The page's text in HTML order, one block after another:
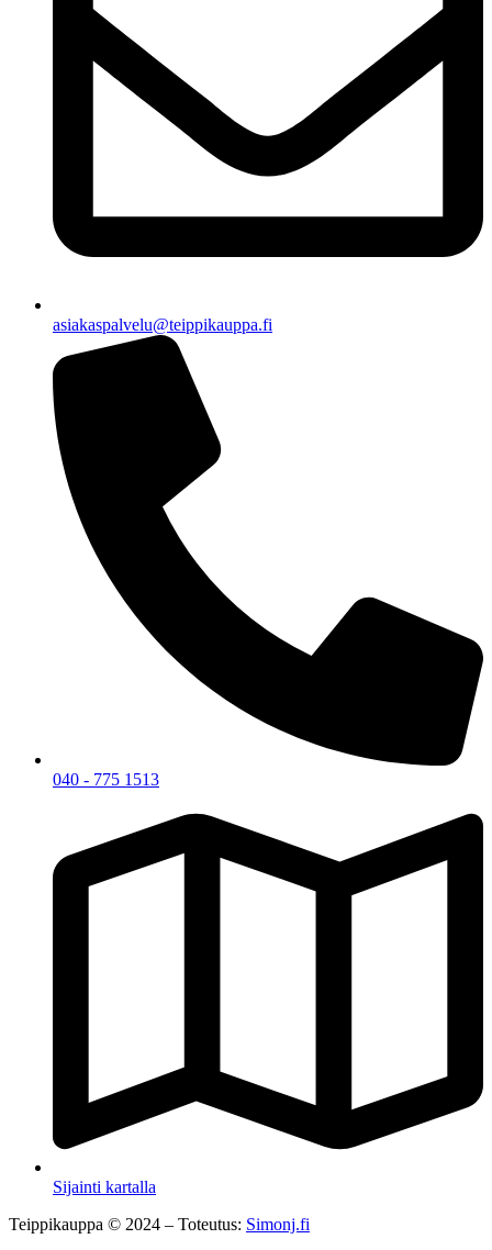
asiakaspalvelu@teippikauppa.fi
040 - 775 1513
Sijainti kartalla
Teippikauppa © 2024 – Toteutus: Simonj.fi